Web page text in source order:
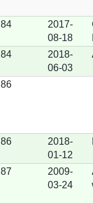
84
2017-
08-18
84
2018-
06-03
86
86
2018-
01-12
87
2009-
03-24